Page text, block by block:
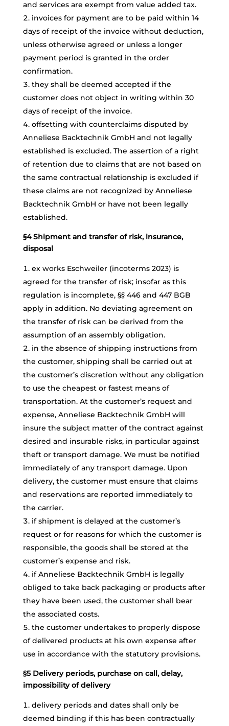
and services are exempt from value added tax.
invoices for payment are to be paid within 14
days of receipt of the invoice without deduction,
unless otherwise agreed or unless a longer
payment period is granted in the order
confirmation.
they shall be deemed accepted if the
customer does not object in writing within 30
days of receipt of the invoice.
offsetting with counterclaims disputed by
Anneliese Backtechnik GmbH and not legally
established is excluded. The assertion of a right
of retention due to claims that are not based on
the same contractual relationship is excluded if
these claims are not recognized by Anneliese
Backtechnik GmbH or have not been legally
established.
§4 Shipment and transfer of risk, insurance,
disposal
ex works Eschweiler (incoterms 2023) is
agreed for the transfer of risk; insofar as this
regulation is incomplete, §§ 446 and 447 BGB
apply in addition. No deviating agreement on
the transfer of risk can be derived from the
assumption of an assembly obligation.
in the absence of shipping instructions from
the customer, shipping shall be carried out at
the customer’s discretion without any obligation
to use the cheapest or fastest means of
transportation. At the customer’s request and
expense, Anneliese Backtechnik GmbH will
insure the subject matter of the contract against
desired and insurable risks, in particular against
theft or transport damage. We must be notified
immediately of any transport damage. Upon
delivery, the customer must ensure that claims
and reservations are reported immediately to
the carrier.
if shipment is delayed at the customer’s
request or for reasons for which the customer is
responsible, the goods shall be stored at the
customer’s expense and risk.
if Anneliese Backtechnik GmbH is legally
obliged to take back packaging or products after
they have been used, the customer shall bear
the associated costs.
the customer undertakes to properly dispose
of delivered products at his own expense after
use in accordance with the statutory provisions.
§5 Delivery periods, purchase on call, delay,
impossibility of delivery
delivery periods and dates shall only be
deemed binding if this has been contractually